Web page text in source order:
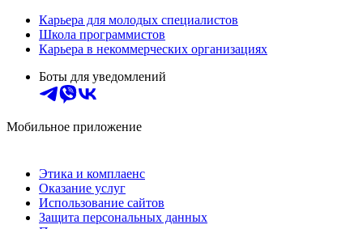
Карьера для молодых специалистов
Школа программистов
Карьера в некоммерческих организациях
Боты для уведомлений
Мобильное приложение
Этика и комплаенс
Оказание услуг
Использование сайтов
Защита персональных данных